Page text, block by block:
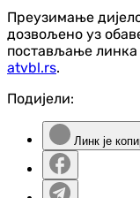
Преузимање
дозвољено уз
постављање линка
atvbl.rs.
Подијели:
Линк је